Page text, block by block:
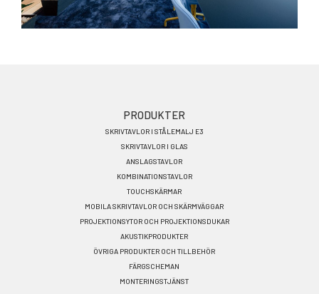
PRODUKTER
SKRIVTAVLOR I STÅLEMALJ E3
SKRIVTAVLOR I GLAS
ANSLAGSTAVLOR
KOMBINATIONSTAVLOR
TOUCHSKÄRMAR
MOBILA SKRIVTAVLOR OCH SKÄRMVÄGGAR
PROJEKTIONSYTOR OCH PROJEKTIONSDUKAR
AKUSTIKPRODUKTER
ÖVRIGA PRODUKTER OCH TILLBEHÖR
FÄRGSCHEMAN
MONTERINGSTJÄNST